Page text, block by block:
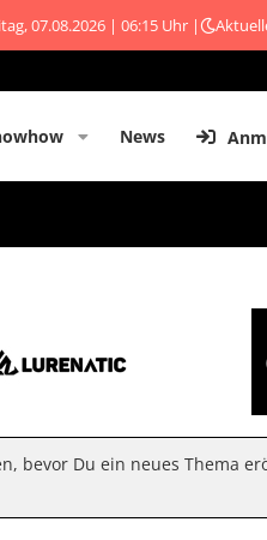
07.08.2026 | 06:15 Uhr |
News
bevor Du ein neues Thema